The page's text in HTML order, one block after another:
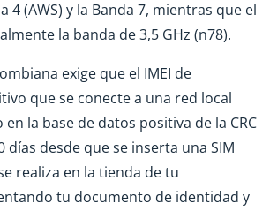
4 (AWS) y la Banda 7, mientras que el
la banda de 3,5 GHz (n78).
exige que el IMEI de
que se conecte a una red local
la base de datos positiva de la CRC
días desde que se inserta una SIM
realiza en la tienda de tu
tu documento de identidad y